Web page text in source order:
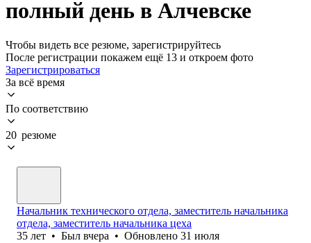
полный день в Алчевске
Чтобы видеть все резюме, зарегистрируйтесь
После регистрации покажем ещё 13 и откроем фото
Зарегистрироваться
За всё время
По соответствию
20 резюме
Начальник технического отдела, заместитель начальника
отдела, заместитель начальника цеха
35 лет • Был вчера • Обновлено 31 июля